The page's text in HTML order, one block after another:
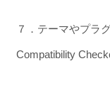
７．テーマやプラ
Compatibility